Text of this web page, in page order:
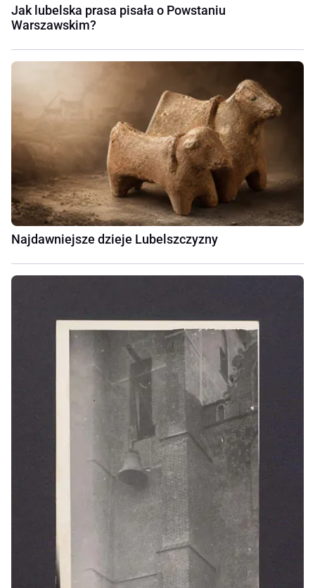
Jak lubelska prasa pisała o Powstaniu
Warszawskim?
Najdawniejsze dzieje Lubelszczyzny